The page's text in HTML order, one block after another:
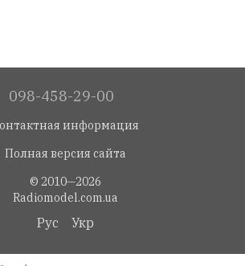
098-458-29-00
информация
Полная версия сайта
© 2010—2026
Radiomodel.com.ua
Рус Укр